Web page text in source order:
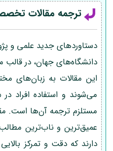
ترجمه مقالات
دستاوردهای جدید علمی و
دانشگاه‌های جهان، در قالب
این مقالات به زبان‌های
می‌شوند و استفاده افراد
مستلزم ترجمه آن‌ها است.
عمیق‌ترین و ناب‌ترین
دارند که دقت و تمرکز